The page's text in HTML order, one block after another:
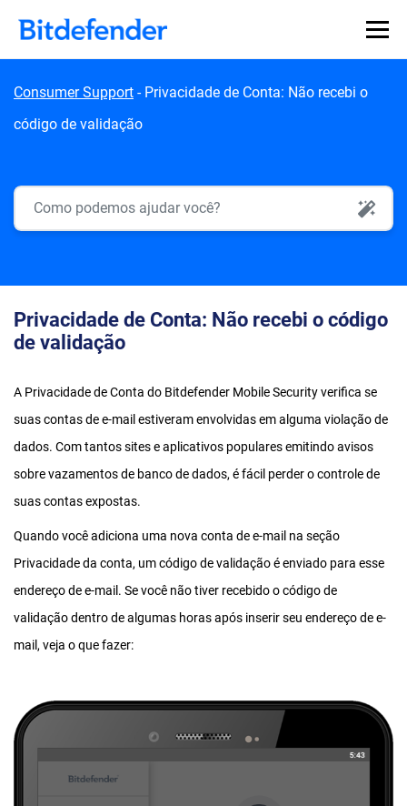
Consumer Support - Privacidade de Conta: Não recebi o
código de validação
Privacidade de Conta: Não recebi o código
de validação
A Privacidade de Conta do Bitdefender Mobile Security verifica se
suas contas de e-mail estiveram envolvidas em alguma violação de
dados. Com tantos sites e aplicativos populares emitindo avisos
sobre vazamentos de banco de dados, é fácil perder o controle de
suas contas expostas.
Quando você adiciona uma nova conta de e-mail na seção
Privacidade da conta, um código de validação é enviado para esse
endereço de e-mail. Se você não tiver recebido o código de
validação dentro de algumas horas após inserir seu endereço de e-
mail, veja o que fazer: